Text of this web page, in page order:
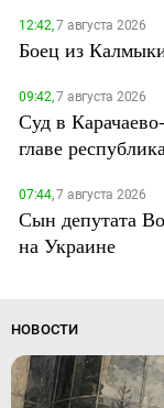
12:42,7 августа 2026
Боец из
09:42,7 августа 2026
Суд в
главе
07:44,7 августа 2026
Сын депутата
на Украине
НОВОСТИ